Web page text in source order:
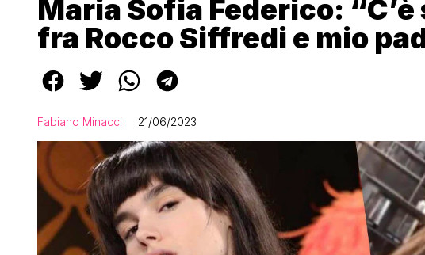
Maria Sofia Federico:
fra Rocco Siffredi e mio
Fabiano Minacci 21/06/2023